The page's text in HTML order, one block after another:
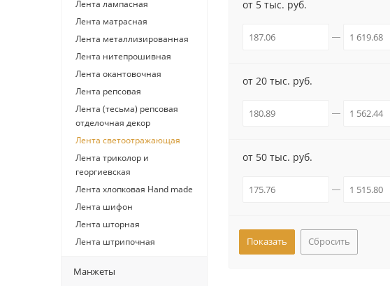
от 5 тыс. руб.
от 20 тыс. руб.
от 50 тыс. руб.
Сбросить
Лента лампасная
Лента матрасная
Лента металлизированная
Лента нитепрошивная
Лента окантовочная
Лента репсовая
Лента (тесьма) репсовая
отделочная декор
Лента светоотражающая
Лента триколор и
георгиевская
Лента хлопковая Hand made
Лента шифон
Лента шторная
Лента штрипочная
Манжеты